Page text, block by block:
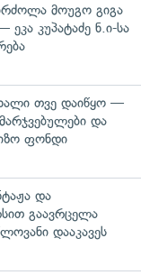
მოუგო გიგა
კუპატაძე ნ.ი-სა
თვე დაიწყო —
და
ფონდი
და
გაავრცელა
დააკავეს